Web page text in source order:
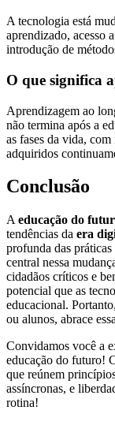
A tecnologia está
aprendizado, acesso
introdução de
O que significa
Aprendizagem ao
não termina após a
as fases da vida,
adquiridos
Conclusão
A educação do
tendências da era
profunda das
central nessa
cidadãos críticos e
potencial que as
educacional.
ou alunos, abrace
Convidamos você a
educação do futuro!
que reúnem
assíncronas, e
rotina!